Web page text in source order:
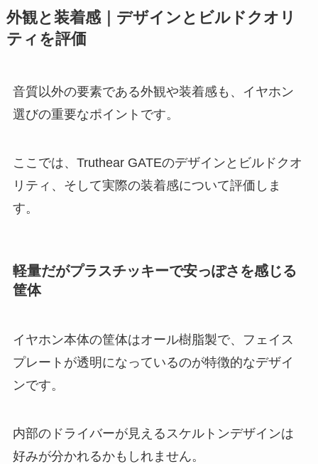
外観と装着感｜デザインとビルドクオリ
ティを評価
音質以外の要素である外観や装着感も、イヤホン
選びの重要なポイントです。
ここでは、Truthear GATEのデザインとビルドクオ
リティ、そして実際の装着感について評価しま
す。
軽量だがプラスチッキーで安っぽさを感じる
筐体
イヤホン本体の筐体はオール樹脂製で、フェイス
プレートが透明になっているのが特徴的なデザイ
ンです。
内部のドライバーが見えるスケルトンデザインは
好みが分かれるかもしれません。